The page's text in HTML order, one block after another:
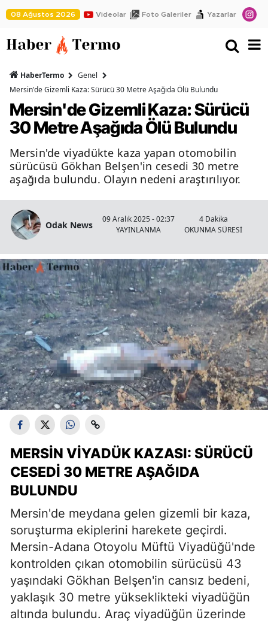
08 Ağustos 2026 Videolar Foto Galeriler Yazarlar
HaberTermo
Genel
Mersin'de Gizemli Kaza: Sürücü 30 Metre Aşağıda Ölü Bulundu
Mersin'de Gizemli Kaza: Sürücü
30 Metre Aşağıda Ölü Bulundu
Mersin'de viyadükte kaza yapan otomobilin
sürücüsü Gökhan Belşen'in cesedi 30 metre
aşağıda bulundu. Olayın nedeni araştırılıyor.
Odak News
09 Aralık 2025 - 02:37
YAYINLANMA
4 Dakika
OKUNMA SÜRESİ
MERSIN VIYADÜK KAZASI: SÜRÜCÜ
CESEDI 30 METRE AŞAĞIDA
BULUNDU
Mersin'de meydana gelen gizemli bir kaza,
soruşturma ekiplerini harekete geçirdi.
Mersin-Adana Otoyolu Müftü Viyadüğü'nde
kontrolden çıkan otomobilin sürücüsü 43
yaşındaki Gökhan Belşen'in cansız bedeni,
yaklaşık 30 metre yükseklikteki viyadüğün
altında bulundu. Araç viyadüğün üzerinde